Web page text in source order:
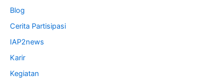
Blog
Cerita Partisipasi
IAP2news
Karir
Kegiatan